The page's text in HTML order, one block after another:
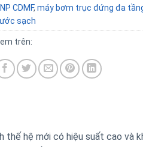
CDMF, máy bơm trục đứng đa
sạch
trên:
hệ mới có hiệu suất cao và